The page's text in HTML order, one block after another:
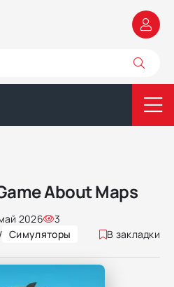
About Maps
2026
3
/ Симуляторы В закладки